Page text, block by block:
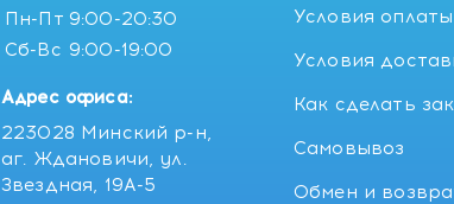
Пн-Пт 9:00-20:30
Сб-Вс 9:00-19:00
Адрес офиса:
223028 Минский р-н,
аг. Ждановичи, ул.
Звездная, 19А-5
Условия оплаты
Условия
Как сделать
Самовывоз
Обмен и